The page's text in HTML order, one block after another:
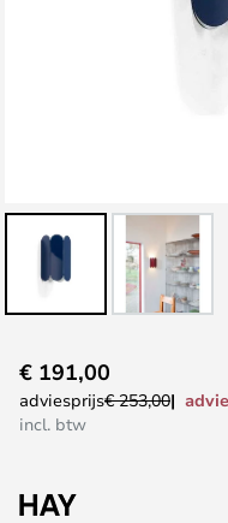
naar
het
de
€ 191,00
adviesprijs€ 253,00
incl. btw